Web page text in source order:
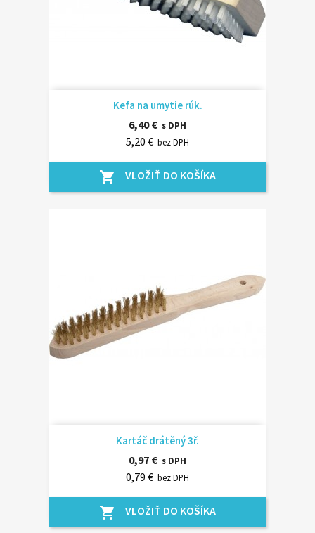
Kefa na umytie rúk.
6,40 € s DPH
5,20 € bez DPH
shopping_cart VLOŽIŤ DO KOŠÍKA
Kartáč drátěný 3ř.
0,97 € s DPH
0,79 € bez DPH
shopping_cart VLOŽIŤ DO KOŠÍKA